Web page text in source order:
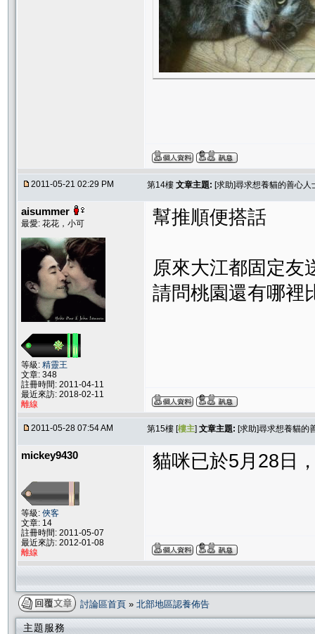
2011-05-21 02:29 PM 第14樓 文章主題: [求助]尋求想養貓的善心
aisummer
最愛: 花花，小可
等級: 精靈王
文章: 348
註冊時間: 2011-04-11
最近來訪: 2018-02-11
離線
幫推順便搭話
原來大江都固定友
請問桃園還有哪裡
2011-05-28 07:54 AM 第15樓 [樓主] 文章主題: [求助]尋求想養貓的
mickey9430
等級: 俠客
文章: 14
註冊時間: 2011-05-07
最近來訪: 2012-01-08
離線
貓咪已於5月28日
討論區首頁 » 北部地區認養佈告
主題服務